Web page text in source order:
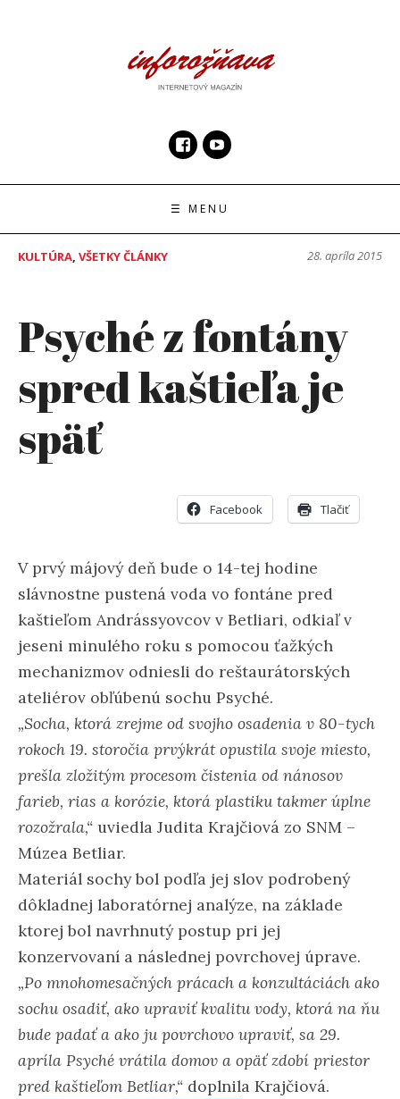
☰ MENU
KULTÚRA, VŠETKY ČLÁNKY 28. apríla 2015
Psyché z fontány
spred kaštieľa je
späť
Facebook Tlačiť
V prvý májový deň bude o 14-tej hodine
slávnostne pustená voda vo fontáne pred
kaštieľom Andrássyovcov v Betliari, odkiaľ v
jeseni minulého roku s pomocou ťažkých
mechanizmov odniesli do reštaurátorských
ateliérov obľúbenú sochu Psyché.
„Socha, ktorá zrejme od svojho osadenia v 80-tych
rokoch 19. storočia prvýkrát opustila svoje miesto,
prešla zložitým procesom čistenia od nánosov
farieb, rias a korózie, ktorá plastiku takmer úplne
rozožrala,“ uviedla Judita Krajčiová zo SNM –
Múzea Betliar.
Materiál sochy bol podľa jej slov podrobený
dôkladnej laboratórnej analýze, na základe
ktorej bol navrhnutý postup pri jej
konzervovaní a následnej povrchovej úprave.
„Po mnohomesačných prácach a konzultáciách ako
sochu osadiť, ako upraviť kvalitu vody, ktorá na ňu
bude padať a ako ju povrchovo upraviť, sa 29.
apríla Psyché vrátila domov a opäť zdobí priestor
pred kaštieľom Betliar,“ doplnila Krajčiová.